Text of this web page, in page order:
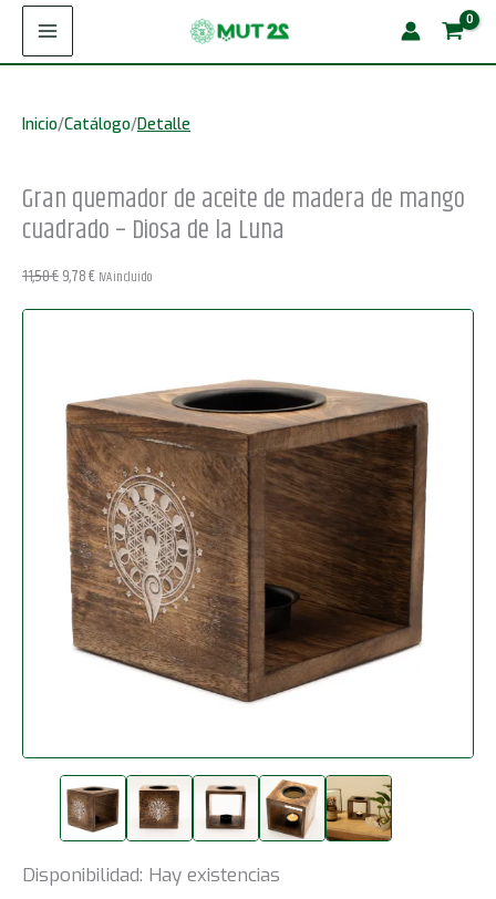
Inicio/Catálogo/Detalle
Gran quemador de aceite de madera de mango
cuadrado – Diosa de la Luna
11,50€El
precio
9,78€El
precio
9,78 €.
IVA incluido
¡Oferta!
Disponibilidad: Hay existencias
aceite
madera
mango
cuadrado
-
Diosa
cantidad